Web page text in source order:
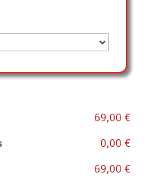
69,00 €
0,00 €
69,00 €